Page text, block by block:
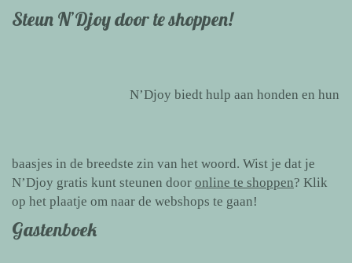
Steun N’Djoy door te shoppen!
N’Djoy biedt hulp aan honden en hun
baasjes in de breedste zin van het woord. Wist je dat je
N’Djoy gratis kunt steunen door online te shoppen? Klik
op het plaatje om naar de webshops te gaan!
Gastenboek